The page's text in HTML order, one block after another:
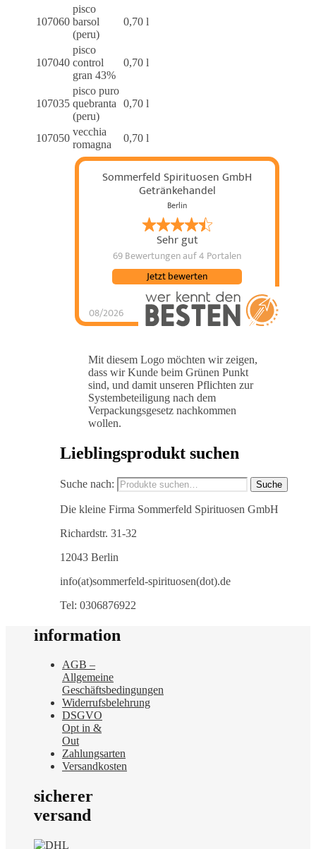
107060
pisco
barsol
(peru)
0,70 l
107040
pisco
control
gran 43%
0,70 l
107035
pisco puro
quebranta
(peru)
0,70 l
107050
vecchia
romagna
0,70 l
Sommerfeld Spirituosen GmbH
Getränkehandel
Berlin
Sehr gut
69 Bewertungenauf 4 Portalen
08/2026
Jetzt bewerten
Mit diesem Logo möchten wir zeigen,
dass wir Kunde beim Grünen Punkt
sind, und damit unseren Pflichten zur
Systembeteiligung nach dem
Verpackungsgesetz nachkommen
wollen.
Lieblingsprodukt suchen
Suche nach: Suche
Die kleine Firma Sommerfeld Spirituosen GmbH
Richardstr. 31-32
12043 Berlin
info(at)sommerfeld-spirituosen(dot).de
Tel: 0306876922
information
AGB –
Allgemeine
Geschäftsbedingungen
Widerrufsbelehrung
DSGVO
Opt in &
Out
Zahlungsarten
Versandkosten
sicherer
versand